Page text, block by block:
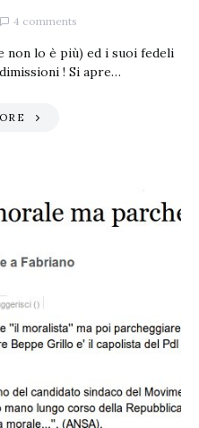
4 comments
non lo è più) ed i suoi fedeli
! Si apre…